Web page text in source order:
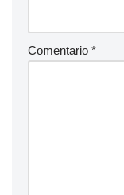
Comentario *